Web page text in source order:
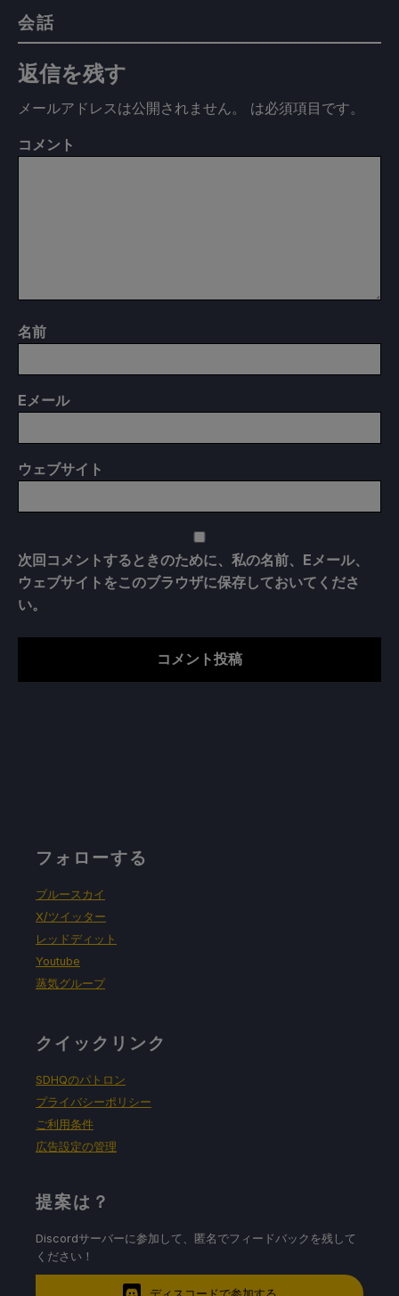
会話
返信を残す
メールアドレスは公開されません。 は必須項目です。
コメント
名前
Eメール
ウェブサイト
次回コメントするときのために、私の名前、Eメール、
ウェブサイトをこのブラウザに保存しておいてくださ
い。
フォローする
ブルースカイ
X/ツイッター
レッドディット
Youtube
蒸気グループ
クイックリンク
SDHQのパトロン
プライバシーポリシー
ご利用条件
広告設定の管理
提案は？
Discordサーバーに参加して、匿名でフィードバックを残して
ください！